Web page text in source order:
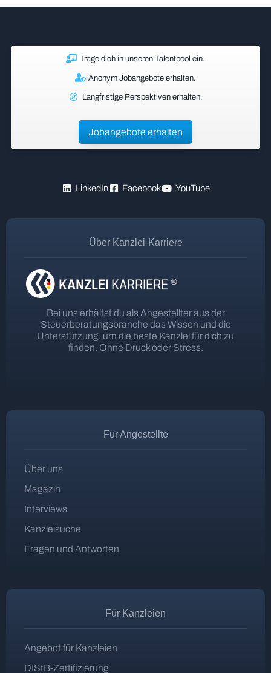
Trage dich in unseren Talentpool ein.
Anonym Jobangebote erhalten.
Langfristige Perspektiven erhalten.
Jobangebote erhalten
LinkedIn Facebook YouTube
Über Kanzlei-Karriere
Bei uns erhältst du als Angestellter aus der
Steuerberatungsbranche das Wissen und die
Unterstützung, um die beste Kanzlei für dich zu
finden. Ohne Druck oder Stress.
Für Angestellte
Über uns
Magazin
Interviews
Kanzleisuche
Fragen und Antworten
Für Kanzleien
Angebot für Kanzleien
DIStB-Zertifizierung